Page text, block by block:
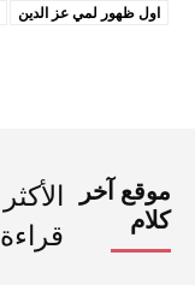
اول ظهور لمي عز الدين
موقع آخر
كلام
الأكثر
قراءة